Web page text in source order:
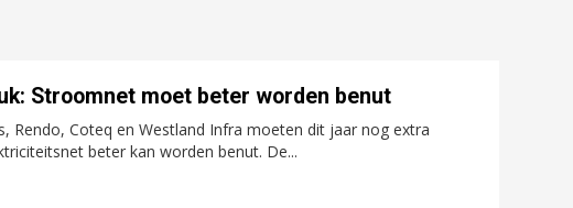
Stroomnet moet beter worden benut
Rendo, Coteq en Westland Infra moeten dit jaar nog extra
beter kan worden benut. De...